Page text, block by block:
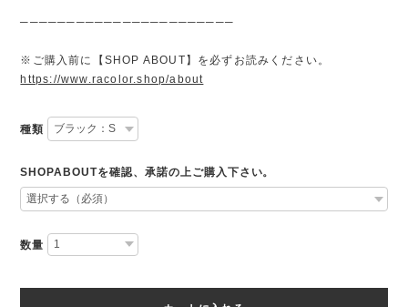
───────────────────────
※ご購入前に【SHOP ABOUT】を必ずお読みください。
https://www.racolor.shop/about
種類
SHOPABOUTを確認、承諾の上ご購入下さい。
数量